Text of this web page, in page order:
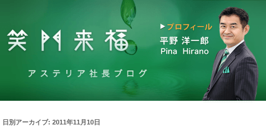
日別アーカイブ:2011年11月10日